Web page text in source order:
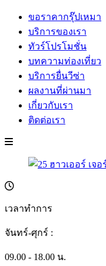
ขอราคากรุ๊ปเหมา
บริการของเรา
ทัวร์โปรโมชั่น
บทความท่องเที่ยว
บริการยื่นวีซ่า
ผลงานที่ผ่านมา
เกี่ยวกับเรา
ติดต่อเรา
เวลาทำการ
จันทร์-ศุกร์ :
09.00 - 18.00 น.